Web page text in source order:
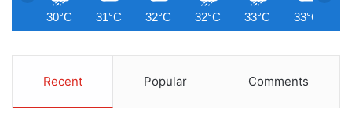
30°C 31°C 32°C 32°C 33°C 33°C
Recent Popular Comments